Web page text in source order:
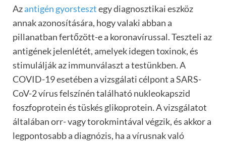
Azantigén gyorstesztegy diagnosztikai eszköz
annak azonosítására, hogy valaki abban a
pillanatban fertőzött-e a koronavírussal. Teszteli az
antigének jelenlétét, amelyek idegen toxinok, és
stimulálják az immunválaszt a testünkben. A
COVID-19 esetében a vizsgálati célpont a SARS-
CoV-2 vírus felszínén található nukleokapszid
foszfoprotein és tüskés glikoprotein. A vizsgálatot
általában orr- vagy torokmintával végzik, és akkor a
legpontosabb a diagnózis, ha a vírusnak való